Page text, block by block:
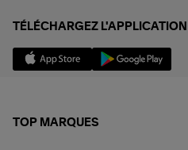
TÉLÉCHARGEZ L'APPLICATION
TOP MARQUES